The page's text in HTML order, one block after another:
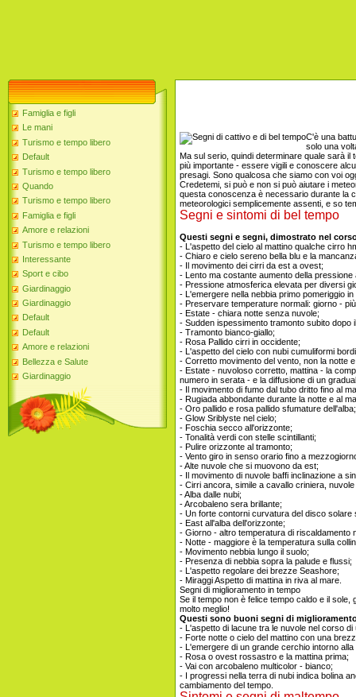
Famiglia e figli
Le mani
Turismo e tempo libero
Default
Turismo e tempo libero
Quando
Turismo e tempo libero
Famiglia e figli
Amore e relazioni
Turismo e tempo libero
Interessante
Sport e cibo
Giardinaggio
Giardinaggio
Default
Default
Amore e relazioni
Bellezza e Salute
Giardinaggio
C'è una
solo una
Ma sul serio, quindi determinare quale sarà
più importante - essere vigili e conoscere
presagi. Sono qualcosa che siamo con voi
Credetemi, si può e non si può aiutare i
questa conoscenza è necessario durante la
meteorologici semplicemente assenti, e so
Segni e sintomi di bel tempo
Questi segni e segni, dimostrato nel
- L'aspetto del cielo al mattino qualche cirro
- Chiaro e cielo sereno bella blu e la
- Il movimento dei cirri da est a ovest;
- Lento ma costante aumento della pressione
- Pressione atmosferica elevata per diversi
- L'emergere nella nebbia primo pomeriggio
- Preservare temperature normali: giorno -
- Estate - chiara notte senza nuvole;
- Sudden ispessimento tramonto subito dopo
- Tramonto bianco-giallo;
- Rosa Pallido cirri in occidente;
- L'aspetto del cielo con nubi cumuliformi
- Corretto movimento del vento, non la notte
- Estate - nuvoloso corretto, mattina - la
numero in serata - e la diffusione di un
- Il movimento di fumo dal tubo dritto fino al
- Rugiada abbondante durante la notte e al
- Oro pallido e rosa pallido sfumature dell'alba;
- Glow Sriblyste nel cielo;
- Foschia secco all'orizzonte;
- Tonalità verdi con stelle scintillanti;
- Pulire orizzonte al tramonto;
- Vento giro in senso orario fino a
- Alte nuvole che si muovono da est;
- Il movimento di nuvole baffi inclinazione a
- Cirri ancora, simile a cavallo criniera,
- Alba dalle nubi;
- Arcobaleno sera brillante;
- Un forte contorni curvatura del disco solare
- East all'alba dell'orizzonte;
- Giorno - altro temperatura di riscaldamento
- Notte - maggiore è la temperatura sulla
- Movimento nebbia lungo il suolo;
- Presenza di nebbia sopra la palude e flussi;
- L'aspetto regolare dei brezze Seashore;
- Miraggi Aspetto di mattina in riva al mare.
Segni di miglioramento in tempo
Se il tempo non è felice tempo caldo e il
molto meglio!
Questi sono buoni segni di
- L'aspetto di lacune tra le nuvole nel corso di
- Forte notte o cielo del mattino con una
- L'emergere di un grande cerchio intorno alla
- Rosa o ovest rossastro e la mattina prima;
- Vai con arcobaleno multicolor - bianco;
- I progressi nella terra di nubi indica bolina
cambiamento del tempo.